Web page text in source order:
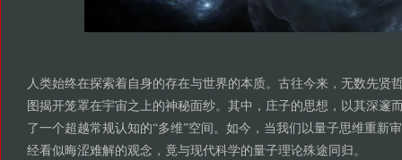
人类始终在探索着自身的存在与世界的本质。古往今来，无数先贤
图揭开笼罩在宇宙之上的神秘面纱。其中，庄子的思想，以其深邃
了一个超越常规认知的“多维”空间。如今，当我们以量子思维重新
经看似晦涩难解的观念，竟与现代科学的量子理论殊途同归。